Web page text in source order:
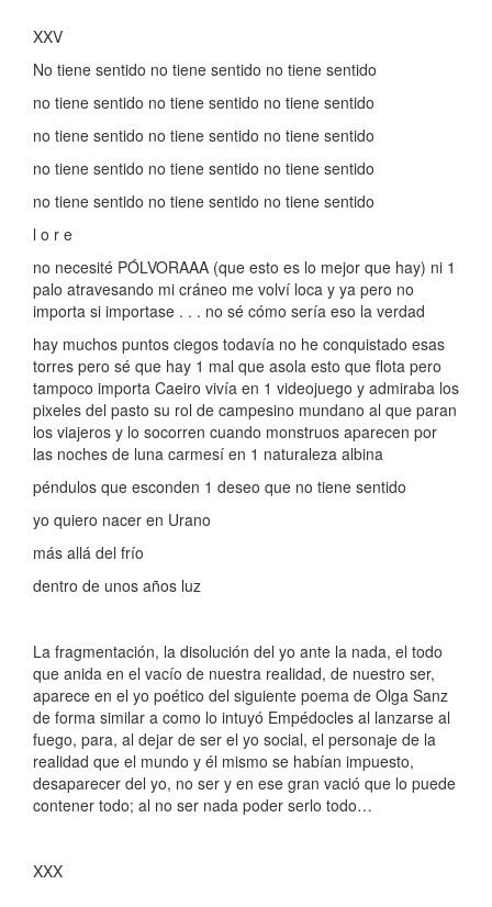
XXV
No tiene sentido no tiene sentido no tiene sentido
no tiene sentido no tiene sentido no tiene sentido
no tiene sentido no tiene sentido no tiene sentido
no tiene sentido no tiene sentido no tiene sentido
no tiene sentido no tiene sentido no tiene sentido
l o r e
no necesité PÓLVORAAA (que esto es lo mejor que hay) ni 1
palo atravesando mi cráneo me volví loca y ya pero no
importa si importase . . . no sé cómo sería eso la verdad
hay muchos puntos ciegos todavía no he conquistado esas
torres pero sé que hay 1 mal que asola esto que flota pero
tampoco importa Caeiro vivía en 1 videojuego y admiraba los
pixeles del pasto su rol de campesino mundano al que paran
los viajeros y lo socorren cuando monstruos aparecen por
las noches de luna carmesí en 1 naturaleza albina
péndulos que esconden 1 deseo que no tiene sentido
yo quiero nacer en Urano
más allá del frío
dentro de unos años luz
La fragmentación, la disolución del yo ante la nada, el todo
que anida en el vacío de nuestra realidad, de nuestro ser,
aparece en el yo poético del siguiente poema de Olga Sanz
de forma similar a como lo intuyó Empédocles al lanzarse al
fuego, para, al dejar de ser el yo social, el personaje de la
realidad que el mundo y él mismo se habían impuesto,
desaparecer del yo, no ser y en ese gran vació que lo puede
contener todo; al no ser nada poder serlo todo…
XXX